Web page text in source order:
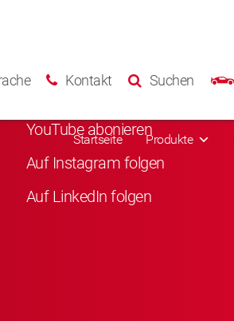
Kontakt Suchen
Startseite Produkte
YouTube abonieren
Auf Instagram folgen
Auf LinkedIn folgen